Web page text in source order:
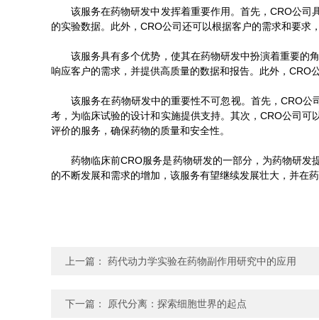
该服务在药物研发中发挥着重要作用。首先，CRO公司具
的实验数据。此外，CRO公司还可以根据客户的需求和要求
该服务具有多个优势，使其在药物研发中扮演着重要的角
响应客户的需求，并提供高质量的数据和报告。此外，CRO
该服务在药物研发中的重要性不可忽视。首先，CRO公
考，为临床试验的设计和实施提供支持。其次，CRO公司
评价的服务，确保药物的质量和安全性。
药物临床前CRO服务是药物研发的一部分，为药物研发
的不断发展和需求的增加，该服务有望继续发展壮大，并在
上一篇： 药代动力学实验在药物副作用研究中的应用
下一篇： 原代分离：探索细胞世界的起点